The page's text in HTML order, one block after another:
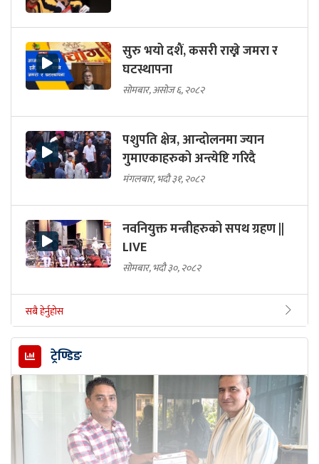
सुरु भयो दशैं, कसरी राख्ने जमरा र
घटस्थापना
सोमबार, असोज ६, २०८२
पशुपति क्षेत्र, आन्दोलनमा ज्यान
गुमाएकाहरुको अन्त्येष्टि गरिदै
मंगलबार, भदौ ३१, २०८२
नवनियुक्त मन्त्रीहरुको सपथ ग्रहण ||
LIVE
सोमबार, भदौ ३०, २०८२
सबै हेर्नुहोस
ट्रेण्डिङ